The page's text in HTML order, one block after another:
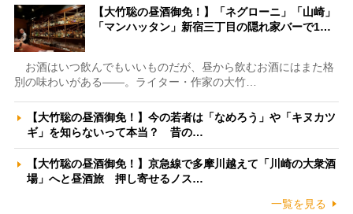
【大竹聡の昼酒御免！】「ネグローニ」「山崎」
「マンハッタン」新宿三丁目の隠れ家バーで1…
お酒はいつ飲んでもいいものだが、昼から飲むお酒にはまた格
別の味わいがある――。ライター・作家の大竹…
【大竹聡の昼酒御免！】今の若者は「なめろう」や「キヌカツ
ギ」を知らないって本当？ 昔の…
【大竹聡の昼酒御免！】京急線で多摩川越えて「川崎の大衆酒
場」へと昼酒旅 押し寄せるノス…
一覧を見る